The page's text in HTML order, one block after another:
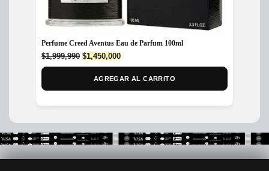
Perfume Creed Aventus Eau de Parfum 100ml
$1,999,990 Original
price
was:
$1,450,000Current
price
is:
AGREGAR AL CARRITO